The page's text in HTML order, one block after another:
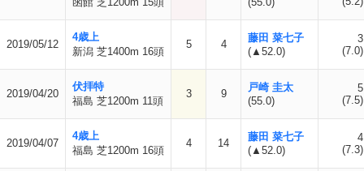
2019/05/12
4歳上
新潟 芝1400m 16頭
5 4
藤田 菜七子
(▲52.0)
3
(7.0)
2019/04/20
伏拝特
福島 芝1200m 11頭
3 9
戸崎 圭太
(55.0)
5
(7.5)
2019/04/07
4歳上
福島 芝1200m 16頭
4 14
藤田 菜七子
(▲52.0)
4
(7.3)